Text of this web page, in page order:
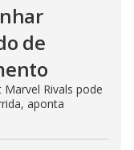
de
Rivals pode
aponta